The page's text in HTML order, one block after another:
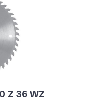
Z 36 WZ